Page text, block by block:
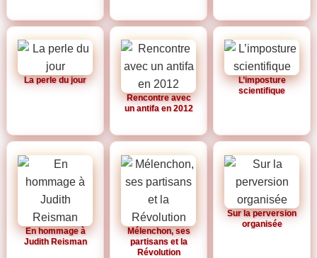
La perle du jour
Rencontre avec
un antifa en 2012
L’imposture
scientifique
En hommage à
Judith Reisman
Mélenchon, ses
partisans et la
Révolution
Sur la perversion
organisée